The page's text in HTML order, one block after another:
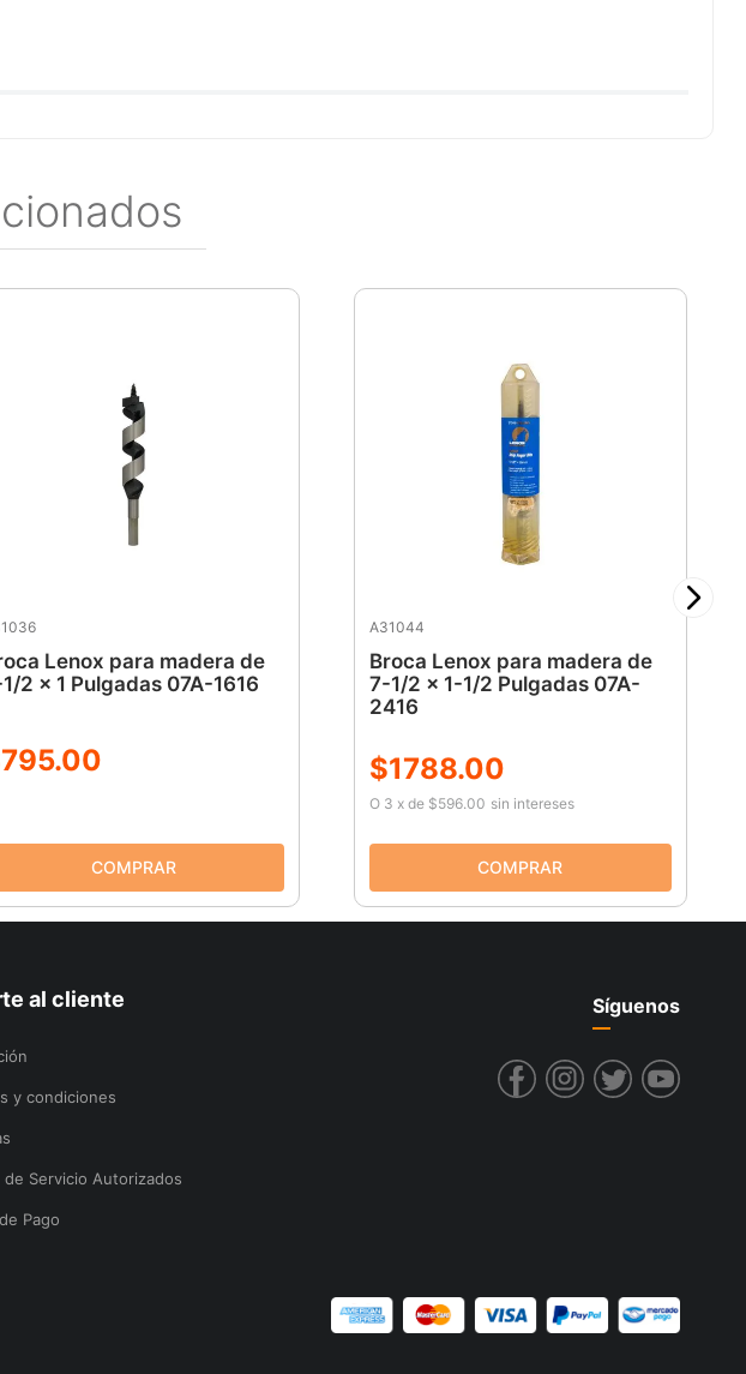
Lenox para madera de
2 x 1 Pulgadas 07A-1616
795.00
A31044
Broca Lenox para madera de
7-1/2 x 1-1/2 Pulgadas 07A-
2416
$1788.00
O 3 xde $596.00 sin intereses
al cliente
y condiciones
Servicio Autorizados
Pago
Síguenos